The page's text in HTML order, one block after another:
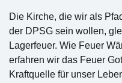
Die Kirche, die wir als
der DPSG sein wollen,
Lagerfeuer. Wie Feuer
erfahren wir das Feuer
Kraftquelle für unser